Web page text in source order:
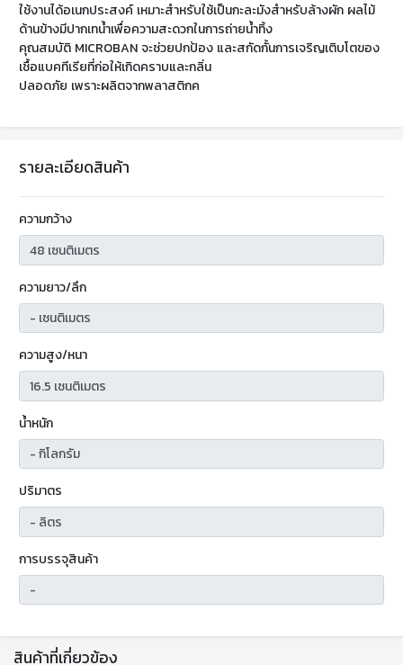
ใช้งานได้อเนกประสงค์ เหมาะสำหรับใช้เป็นกะละมังสำหรับล้างผัก ผลไม้
ด้านข้างมีปากเทน้ำเพื่อความสะดวกในการถ่ายน้ำทิ้ง
คุณสมบัติ MICROBAN จะช่วยปกป้อง และสกัดกั้นการเจริญเติบโตของ
เชื้อแบคทีเรียที่ก่อให้เกิดคราบและกลิ่น
ปลอดภัย เพราะผลิตจากพลาสติกค
รายละเอียดสินค้า
ความกว้าง
ความยาว/ลึก
ความสูง/หนา
น้ำหนัก
ปริมาตร
การบรรจุสินค้า
สินค้าที่เกี่ยวข้อง